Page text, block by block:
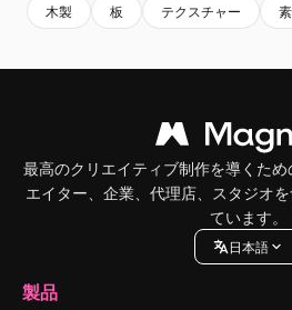
木製 板 テクスチャー
最高のクリエイティブ制作を導くた
エイター、企業、代理店、スタジオ
ています。
日本語
製品